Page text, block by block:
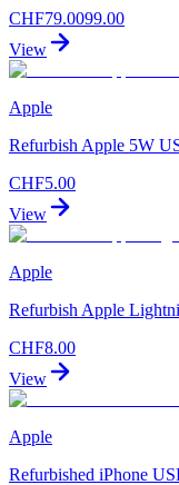
CHF79.0099.00
View
Apple
Refurbish Apple 5W
CHF5.00
View
Apple
Refurbish Apple
CHF8.00
View
Apple
Refurbished iPhone